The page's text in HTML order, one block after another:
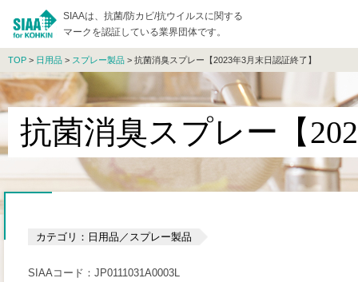
SIAAは、抗菌/防カビ/抗ウイルスに関する
マークを認証している業界団体です。
TOP > 日用品 > スプレー製品 > 抗菌消臭スプレー【2023年3月末日認証終了】
抗菌消臭スプレー【
カテゴリ：日用品／スプレー製品
SIAAコード：JP0111031A0003L